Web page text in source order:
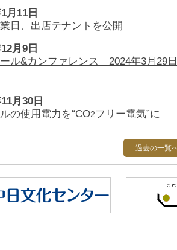
月11日
日、出店テナントを公開
月9日
ル&カンファレンス 2024年3月29
月30日
の使用電力を“CO2フリー電気”に
過去の一覧